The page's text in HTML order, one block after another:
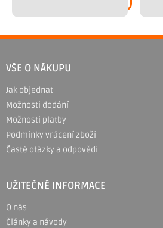
á
a
VŠE O NÁKUPU
Jak objednat
Možnosti dodání
Možnosti platby
Podmínky vrácení zboží
Časté otázky a odpovědi
UŽITEČNÉ INFORMACE
O nás
Články a návody